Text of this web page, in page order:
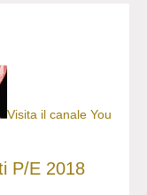
Visita il canale You
P/E 2018